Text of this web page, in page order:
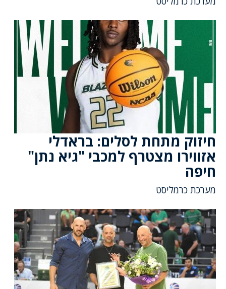
חיזוק מתחת לסלים: בראדלי
אזווירו מצטרף למכבי "גיא נתן"
חיפה
מערכת כרמליסט